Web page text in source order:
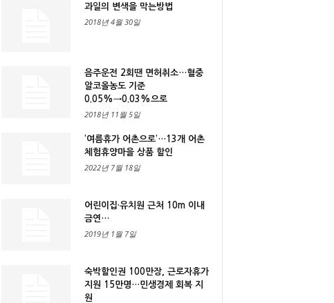
과일의 변색을 막는방법
2018년 4월 30일
음주운전 2회땐 면허취소…혈중
알코올농도 기준
0.05%→0.03%으로
2018년 11월 5일
‘여름휴가 어촌으로’…13개 어촌
체험휴양마을 상품 할인
2022년 7월 18일
어린이집·유치원 근처 10m 이내
금연…
2019년 1월 7일
숙박할인권 100만장, 근로자휴가
지원 15만명…민생경제 회복 지
원